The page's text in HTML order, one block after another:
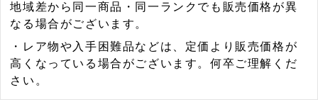
地域差から同一商品・同一ランクでも販売価格が異
なる場合がございます。
・レア物や入手困難品などは、定価より販売価格が
高くなっている場合がございます。何卒ご理解くだ
さい。